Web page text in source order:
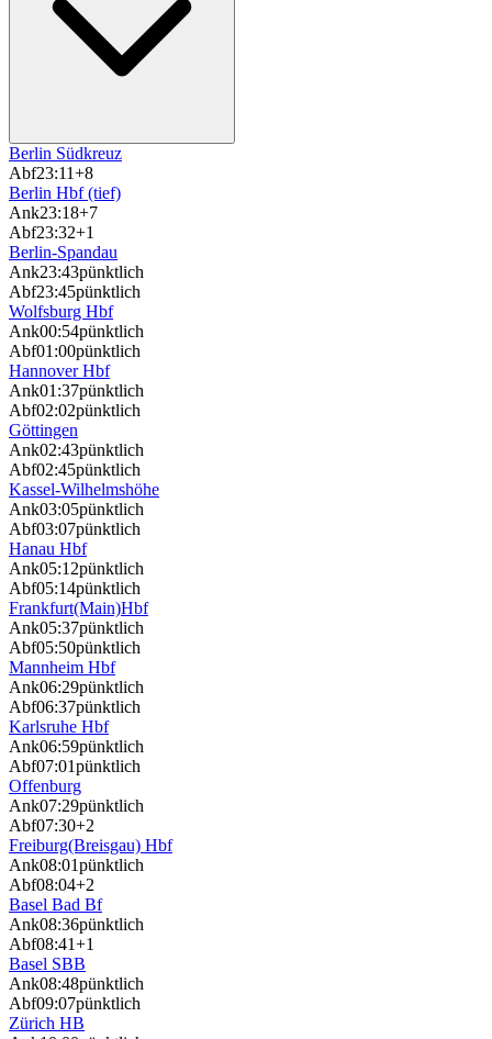
Berlin Südkreuz
Abf23:11+8
Berlin Hbf (tief)
Ank23:18+7
Abf23:32+1
Berlin-Spandau
Ank23:43pünktlich
Abf23:45pünktlich
Wolfsburg Hbf
Ank00:54pünktlich
Abf01:00pünktlich
Hannover Hbf
Ank01:37pünktlich
Abf02:02pünktlich
Göttingen
Ank02:43pünktlich
Abf02:45pünktlich
Kassel-Wilhelmshöhe
Ank03:05pünktlich
Abf03:07pünktlich
Hanau Hbf
Ank05:12pünktlich
Abf05:14pünktlich
Frankfurt(Main)Hbf
Ank05:37pünktlich
Abf05:50pünktlich
Mannheim Hbf
Ank06:29pünktlich
Abf06:37pünktlich
Karlsruhe Hbf
Ank06:59pünktlich
Abf07:01pünktlich
Offenburg
Ank07:29pünktlich
Abf07:30+2
Freiburg(Breisgau) Hbf
Ank08:01pünktlich
Abf08:04+2
Basel Bad Bf
Ank08:36pünktlich
Abf08:41+1
Basel SBB
Ank08:48pünktlich
Abf09:07pünktlich
Zürich HB